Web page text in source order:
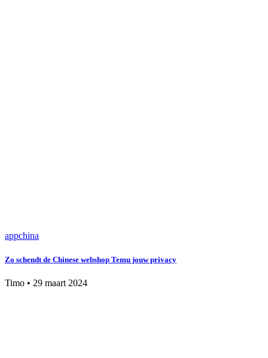
appchina
Zo schendt de Chinese webshop Temu jouw privacy
Timo • 29 maart 2024